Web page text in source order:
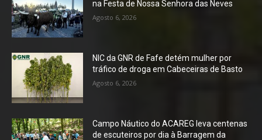
na Festa de Nossa Senhora das Neves
Agosto 6, 2026
NIC da GNR de Fafe detém mulher por
tráfico de droga em Cabeceiras de Basto
Agosto 6, 2026
Campo Náutico do ACAREG leva centenas
de escuteiros por dia à Barragem da